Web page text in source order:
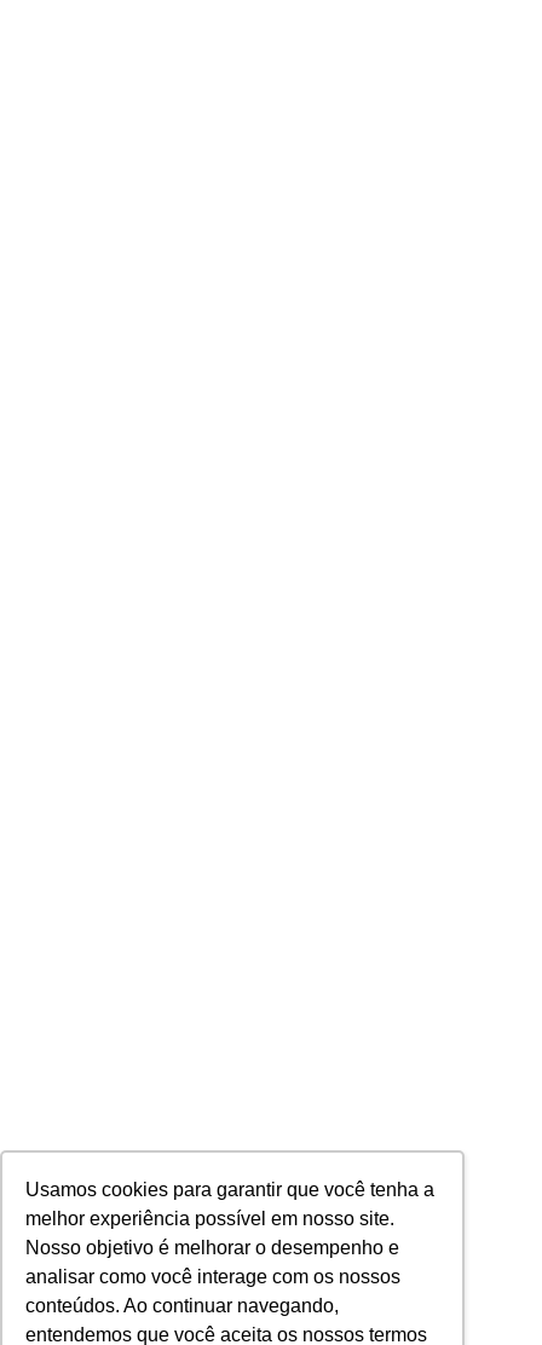
Usamos cookies para garantir que você tenha a
melhor experiência possível em nosso site.
Nosso objetivo é melhorar o desempenho e
analisar como você interage com os nossos
conteúdos. Ao continuar navegando,
entendemos que você aceita os nossos termos